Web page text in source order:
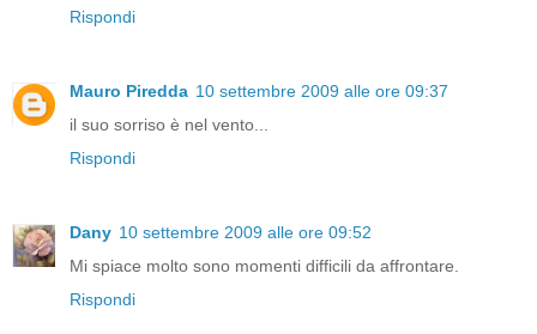
Rispondi
Mauro Piredda 10 settembre 2009 alle ore 09:37
il suo sorriso è nel vento...
Rispondi
Dany 10 settembre 2009 alle ore 09:52
Mi spiace molto sono momenti difficili da affrontare.
Rispondi